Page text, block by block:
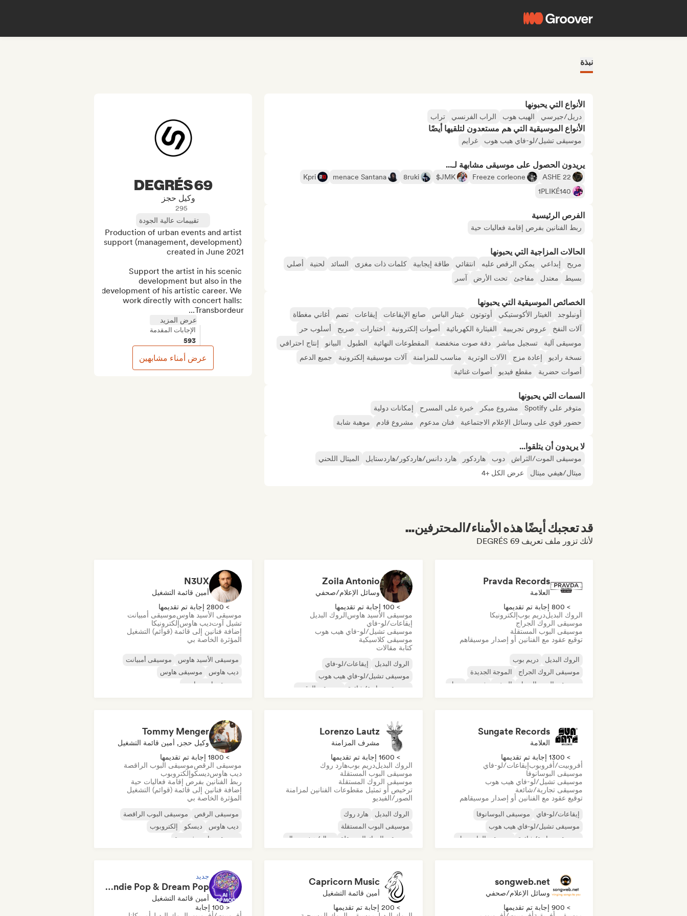
نبذة
الأنواع التي يحبونها
دريل/جيرسي الهيب هوب الراب الفرنسي تراب
الأنواع الموسيقية التي هم مستعدون لتلقيها أيضًا
موسيقى تشيل/لو-فاي هيب هوب غرايم
يريدون الحصول على موسيقى مشابهة لـ...
ASHE 22
Freeze corleone
JMK$
8ruki
menace Santana
Kpri
1PLIKÉ140
الفرص الرئيسية
ربط الفنانين بفرص إقامة فعاليات حية
الحالات المزاجية التي يحبونها
مريح إبداعي يمكن الرقص عليه انتقائي طاقة إيجابية كلمات ذات مغزى السائد لحنية
أصلي
بسيط
معتدل مفاجئ تحت الأرض آسر
الخصائص الموسيقية التي يحبونها
أونبلوجد الغيتار الأكوستيكي أوتوتون غيتار الباس صانع الإيقاعات إيقاعات تضم
أغاني مغطاة
آلات النفخ
عروض تجريبية القيثارة الكهربائية أصوات إلكترونية اختبارات صريح
أسلوب حر
موسيقى آلية
تسجيل مباشر دقة صوت منخفضة المقطوعات النهائية الطبول البيانو
إنتاج احترافي
نسخة راديو
إعادة مزج الآلات الوترية مناسب للمزامنة آلات موسيقية إلكترونية
جميع الدعم
أصوات حضرية
مقطع فيديو أصوات غنائية
السمات التي يحبونها
متوفر على Spotify مشروع مبكر خبرة على المسرح
إمكانات دولية
حضور قوي على وسائل الإعلام الاجتماعية
فنان مدعوم مشروع قادم موهبة شابة
لا يريدون أن يتلقوا...
موسيقى الموت/الثراش دوب هاردكور هارد دانس/هاردكور/هاردستايل
الميتال اللحني
ميتال/هيفي ميتال
عرض الكل +4
69 DEGRÉS
وكيل حجز
295
تقييمات عالية الجودة
Production of urban events and artist
support (management, development)
created in June 2021
Support the artist in his scenic
development but also in the
development of his artistic career. We
work directly with concert halls:
Transbordeur...
عرض المزيد
الإجابات المقدمة
593
عرض أمناء مشابهين
قد تعجبك أيضًا هذه الأمناء/المحترفين...
لأنك تزور ملف تعريف 69 DEGRÉS
Pravda Records
العلامة
> 800 إجابة تم تقديمها
الروك البديلدريم بوبإلكترونيكا
موسيقى الروك الجراج
موسيقى البوب المستقلة
توقيع عقود مع الفنانين أو إصدار موسيقاهم
الروك البديل
دريم بوب
موسيقى الروك الجراج
الموجة الجديدة
موسيقى البوب السول
الريغي شوجيز سول
Zoila Antonio
وسائل الإعلام/صحفي
> 100 إجابة تم تقديمها
موسيقى الأسيد هاوسالروك البديل
إيقاعات/لو-فاي
موسيقى تشيل/لو-فاي هيب هوب
موسيقى كلاسيكية
كتابة مقالات
الروك البديل
إيقاعات/لو-فاي
موسيقى تشيل/لو-فاي هيب هوب
موسيقى تجارية/شائعة
موسيقى الرقص
N3UX
أمين قائمة التشغيل
> 2800 إجابة تم تقديمها
موسيقى الأسيد هاوسموسيقى أمبيانت
تشيل آوتديب هاوسإلكترونيكا
إضافة فنانين إلى قائمة (قوائم) التشغيل
المؤثرة الخاصة بي
موسيقى الأسيد هاوس
موسيقى أمبيانت
ديب هاوس
موسيقى هاوس
موسيقى إندي دانس
Sungate Records
العلامة
> 1300 إجابة تم تقديمها
أفروبيت/أفروبوبإيقاعات/لو-فاي
موسيقى البوسانوفا
موسيقى تشيل/لو-فاي هيب هوب
موسيقى تجارية/شائعة
توقيع عقود مع الفنانين أو إصدار موسيقاهم
إيقاعات/لو-فاي
موسيقى البوسانوفا
موسيقى تشيل/لو-فاي هيب هوب
موسيقى تجارية/شائعة
موسيقى الدانسهول
Lorenzo Lautz
مشرف المزامنة
> 1600 إجابة تم تقديمها
الروك البديلدريم بوبهارد روك
موسيقى البوب المستقلة
موسيقى الروك المستقلة
ترخيص أو تمثيل مقطوعات الفنانين لمزامنة
الصور/الفيديو
الروك البديل
هارد روك
موسيقى البوب المستقلة
موسيقى الروك المستقلة
ميتال/هيفي ميتال
Tommy Menger
وكيل حجز, أمين قائمة التشغيل
> 1800 إجابة تم تقديمها
موسيقى الرقصموسيقى البوب الراقصة
ديب هاوسديسكوإلكتروبوب
ربط الفنانين بفرص إقامة فعاليات حية
إضافة فنانين إلى قائمة (قوائم) التشغيل
المؤثرة الخاصة بي
موسيقى الرقص
موسيقى البوب الراقصة
ديب هاوس
ديسكو
إلكتروبوب
موسيقى هاوس فرنسية
songweb.net
وسائل الإعلام/صحفي
> 900 إجابة تم تقديمها
Capricorn Music
أمين قائمة التشغيل
> 200 إجابة تم تقديمها
جديد
Pop Machine Mode 🤖 AI Music, Indie Pop & Dream Pop
أمين قائمة التشغيل
< 100 إجابة